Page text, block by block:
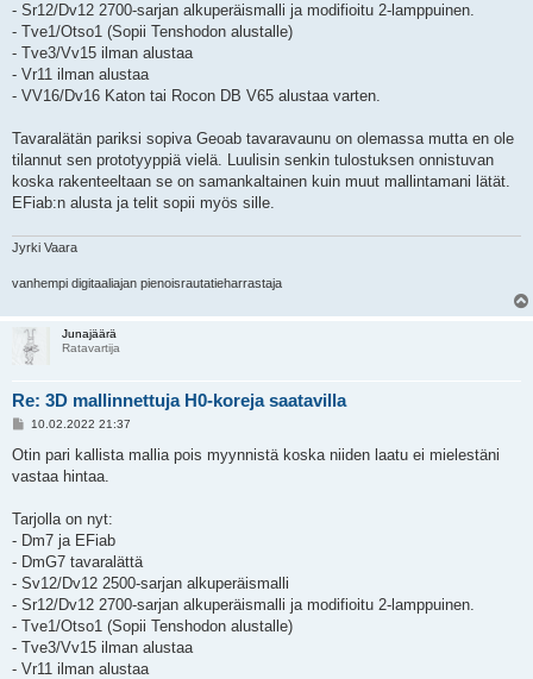
- Sr12/Dv12 2700-sarjan alkuperäismalli ja modifioitu 2-lamppuinen.
- Tve1/Otso1 (Sopii Tenshodon alustalle)
- Tve3/Vv15 ilman alustaa
- Vr11 ilman alustaa
- VV16/Dv16 Katon tai Rocon DB V65 alustaa varten.
Tavaralätän pariksi sopiva Geoab tavaravaunu on olemassa mutta en ole
tilannut sen prototyyppiä vielä. Luulisin senkin tulostuksen onnistuvan
koska rakenteeltaan se on samankaltainen kuin muut mallintamani lätät.
EFiab:n alusta ja telit sopii myös sille.
Jyrki Vaara
vanhempi digitaaliajan pienoisrautatieharrastaja
Junajäärä
Ratavartija
Re: 3D mallinnettuja H0-koreja saatavilla
V
e
t
10.02.2022 21:37
Otin pari kallista mallia pois myynnistä koska niiden laatu ei mielestäni
vastaa hintaa.
Tarjolla on nyt:
- Dm7 ja EFiab
- DmG7 tavaralättä
- Sv12/Dv12 2500-sarjan alkuperäismalli
- Sr12/Dv12 2700-sarjan alkuperäismalli ja modifioitu 2-lamppuinen.
- Tve1/Otso1 (Sopii Tenshodon alustalle)
- Tve3/Vv15 ilman alustaa
- Vr11 ilman alustaa